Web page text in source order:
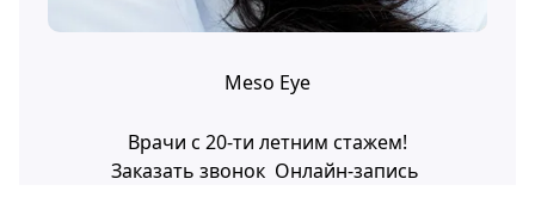
Meso Eye
Врачи с 20-ти летним стажем!
Заказать звонок Онлайн-запись